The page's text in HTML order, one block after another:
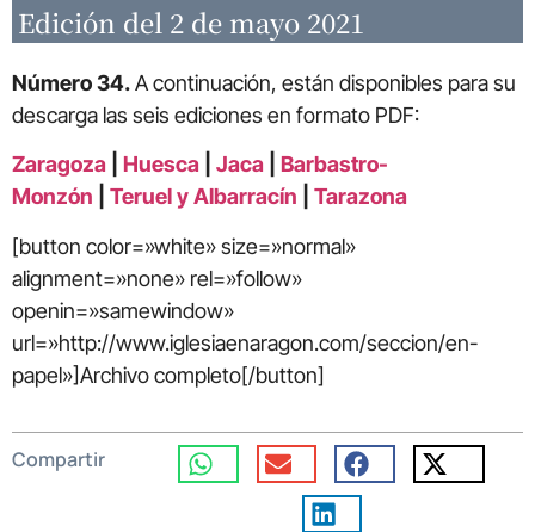
Edición del 2 de mayo 2021
Número 34.A continuación, están disponibles para su
descarga las seis ediciones en formato PDF:
Zaragoza
Huesca Jaca
Barbastro-
Monzón
Teruel y Albarracín
Tarazona
[button color=»white» size=»normal»
alignment=»none» rel=»follow»
openin=»samewindow»
url=»http://www.iglesiaenaragon.com/seccion/en-
papel»]Archivo completo[/button]
Compartir